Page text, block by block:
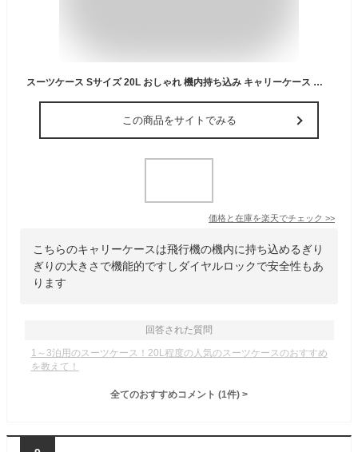
スーツケース Sサイズ 20L おしゃれ 機内持ち込み キャリーケース 小型 2-3泊 便利 キャリーバック ビジネス 軽量 ダイヤル式ロック トランクケース レディース メンズ 修学旅行 コスパ 安い 送料無料
この商品をサイトでみる
価格と在庫を楽天でチェック >>
こちらのキャリーケースは飛行機の機内に持ち込めるぎり
ぎりの大きさで機能的ですしダイヤルロックで安全性もあ
ります
回答された質問
1～3泊用のスーツケース！20L程度の人気のスーツケースのおすすめ
を教えて！
全てのおすすめコメント (1件) >